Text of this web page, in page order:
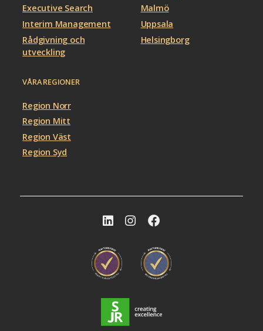
Executive Search
Interim Management
Rådgivning och
utveckling
Malmö
Uppsala
Helsingborg
VÅRA REGIONER
Region Norr
Region Mitt
Region Väst
Region Syd